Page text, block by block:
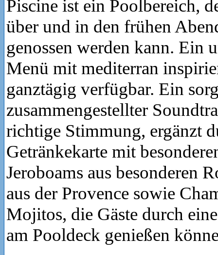
Piscine ist ein Poolbereich,
über und in den frühen
genossen werden kann. Ein
Menü mit mediterran
ganztägig verfügbar. Ein
zusammengestellter
richtige Stimmung, ergänzt
Getränkekarte mit
Jeroboams aus besonderen
aus der Provence sowie
Mojitos, die Gäste durch
am Pooldeck genießen